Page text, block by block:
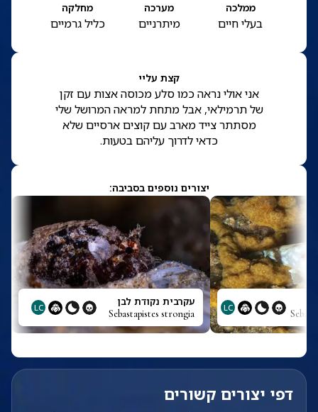
ממלכה
בעלי חיים
מערכה
מיתרניים
מחלקה
כליל גרמיים
קצת עליי
אני אולי נראה כמו סלע מכוסה אצות עם זקן
של תרמילאי, אבל מתחת למראה המרושל שלי
מסתתר צייד מארב עם קוצים ארסיים שלא
כדאי לדרוך עליהם בטעות.
יצורים נוספים בסביבה:
LC עקרבית נקודת לבן
Sebastapistes strongia
LC
דפי יצורים קשורים